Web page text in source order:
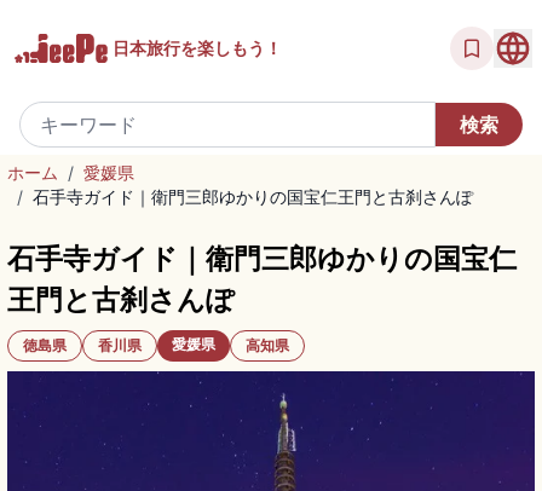
日本旅行を楽しもう！
ホーム / 愛媛県
/ 石手寺ガイド｜衛門三郎ゆかりの国宝仁王門と古刹さんぽ
石手寺ガイド｜衛門三郎ゆかりの国宝仁
王門と古刹さんぽ
徳島県 香川県 愛媛県 高知県